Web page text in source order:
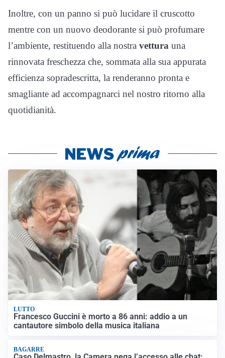
Inoltre, con un panno si può lucidare il cruscotto
mentre con un nuovo deodorante si può profumare
l’ambiente, restituendo alla nostra vettura una
rinnovata freschezza che, sommata alla sua appurata
efficienza sopradescritta, la renderanno pronta e
smagliante ad accompagnarci nel nostro ritorno alla
quotidianità.
LUTTO
Francesco Guccini è morto a 86 anni: addio a un
cantautore simbolo della musica italiana
BAGARRE